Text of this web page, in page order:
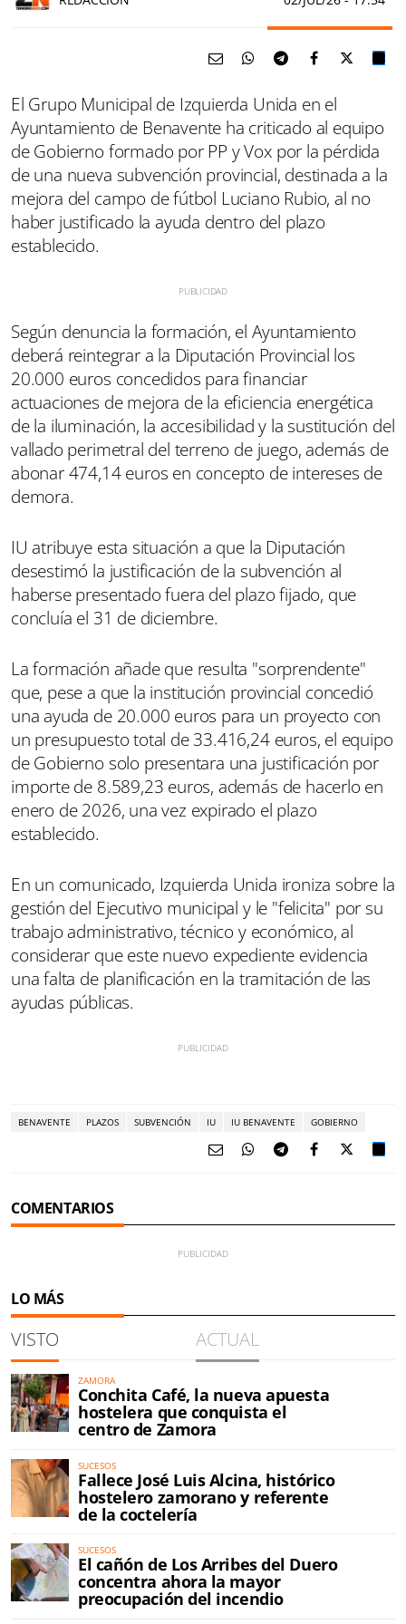
El Grupo Municipal de Izquierda Unida en el
Ayuntamiento de Benavente ha criticado al equipo
de Gobierno formado por PP y Vox por la pérdida
de una nueva subvención provincial, destinada a la
mejora del campo de fútbol Luciano Rubio, al no
haber justificado la ayuda dentro del plazo
establecido.
Según denuncia la formación, el Ayuntamiento
deberá reintegrar a la Diputación Provincial los
20.000 euros concedidos para financiar
actuaciones de mejora de la eficiencia energética
de la iluminación, la accesibilidad y la sustitución del
vallado perimetral del terreno de juego, además de
abonar 474,14 euros en concepto de intereses de
demora.
IU atribuye esta situación a que la Diputación
desestimó la justificación de la subvención al
haberse presentado fuera del plazo fijado, que
concluía el 31 de diciembre.
La formación añade que resulta "sorprendente"
que, pese a que la institución provincial concedió
una ayuda de 20.000 euros para un proyecto con
un presupuesto total de 33.416,24 euros, el equipo
de Gobierno solo presentara una justificación por
importe de 8.589,23 euros, además de hacerlo en
enero de 2026, una vez expirado el plazo
establecido.
En un comunicado, Izquierda Unida ironiza sobre la
gestión del Ejecutivo municipal y le "felicita" por su
trabajo administrativo, técnico y económico, al
considerar que este nuevo expediente evidencia
una falta de planificación en la tramitación de las
ayudas públicas.
BENAVENTE PLAZOS SUBVENCIÓN IU IU BENAVENTE GOBIERNO
COMENTARIOS
LO MÁS
VISTO ACTUAL
ZAMORA
Conchita Café, la nueva apuesta
hostelera que conquista el
centro de Zamora
SUCESOS
Fallece José Luis Alcina, histórico
hostelero zamorano y referente
de la coctelería
SUCESOS
El cañón de Los Arribes del Duero
concentra ahora la mayor
preocupación del incendio